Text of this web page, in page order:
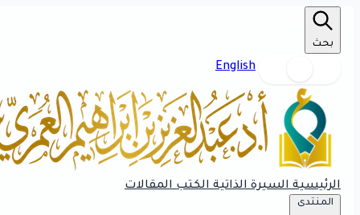
بحث
English
الرئيسية السيرة الذاتية الكتب المقالات
المنتدى